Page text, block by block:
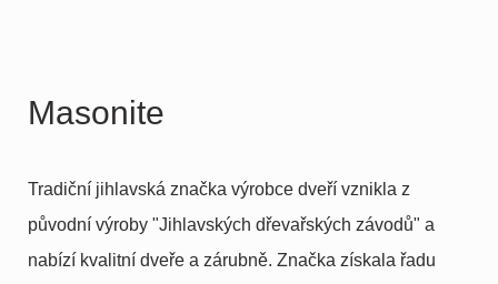
Masonite
Tradiční jihlavská značka výrobce dveří vznikla z
původní výroby "Jihlavských dřevařských závodů" a
nabízí kvalitní dveře a zárubně. Značka získala řadu